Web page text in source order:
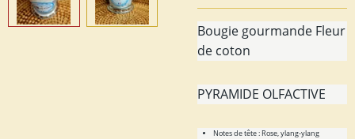
Bougie gourmande Fleur
de coton
PYRAMIDE OLFACTIVE
Notes de tête : Rose, ylang-ylang